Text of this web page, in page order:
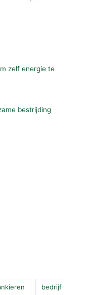
zelf energie te
bestrijding
bedrijf